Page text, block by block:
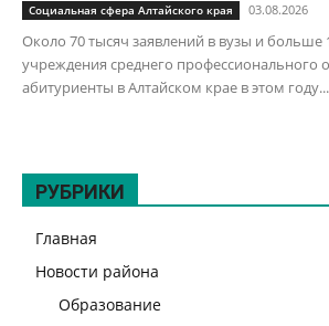
Социальная сфера Алтайского края 03.08.2026
Около 70 тысяч заявлений в вузы и больше
учреждения среднего профессионального
абитуриенты в Алтайском крае в этом
РУБРИКИ
Главная
Новости района
Образование